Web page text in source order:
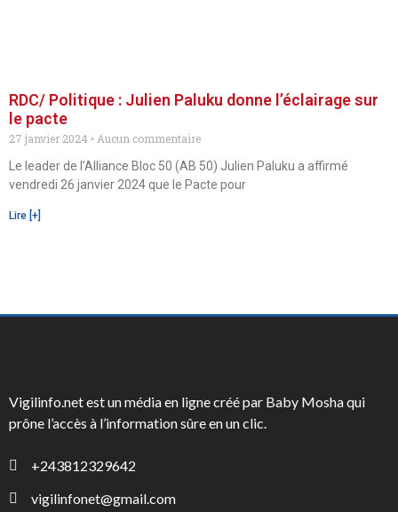
RDC/ Politique : Julien Paluku donne l’éclairage sur
le pacte
27 janvier 2024
Aucun commentaire
Le leader de l’Alliance Bloc 50 (AB 50) Julien Paluku a affirmé
vendredi 26 janvier 2024 que le Pacte pour
Lire [+]
Vigilinfo.net est un média en ligne créé par Baby Mosha qui
prône l’accès à l’information sûre en un clic.
+243812329642
vigilinfonet@gmail.com